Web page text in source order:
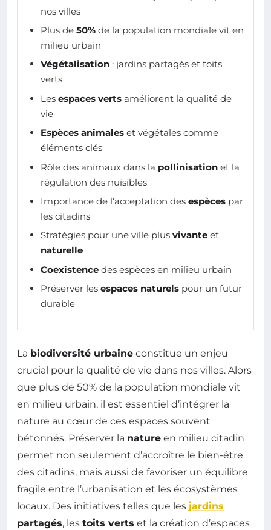
nos villes
Plus de 50% de la population mondiale vit en
milieu urbain
Végétalisation : jardins partagés et toits
verts
Les espaces verts améliorent la qualité de
vie
Espèces animales et végétales comme
éléments clés
Rôle des animaux dans la pollinisation et la
régulation des nuisibles
Importance de l’acceptation des espèces par
les citadins
Stratégies pour une ville plus vivante et
naturelle
Coexistence des espèces en milieu urbain
Préserver les espaces naturels pour un futur
durable
La biodiversité urbaine constitue un enjeu
crucial pour la qualité de vie dans nos villes. Alors
que plus de 50% de la population mondiale vit
en milieu urbain, il est essentiel d’intégrer la
nature au cœur de ces espaces souvent
bétonnés. Préserver la nature en milieu citadin
permet non seulement d’accroître le bien-être
des citadins, mais aussi de favoriser un équilibre
fragile entre l’urbanisation et les écosystèmes
locaux. Des initiatives telles que les jardins
partagés, les toits verts et la création d’espaces